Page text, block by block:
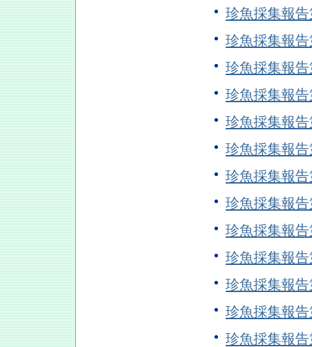
珍魚採集報
珍魚採集報
珍魚採集報
珍魚採集報
珍魚採集報
珍魚採集報
珍魚採集報
珍魚採集報
珍魚採集報
珍魚採集報
珍魚採集報
珍魚採集報
珍魚採集報